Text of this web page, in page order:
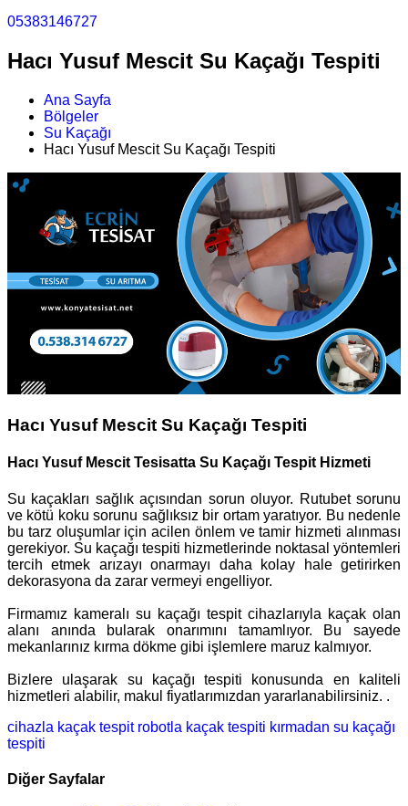
05383146727
Hacı Yusuf Mescit Su Kaçağı Tespiti
Ana Sayfa
Bölgeler
Su Kaçağı
Hacı Yusuf Mescit Su Kaçağı Tespiti
Hacı Yusuf Mescit Su Kaçağı Tespiti
Hacı Yusuf Mescit Tesisatta Su Kaçağı Tespit Hizmeti
Su kaçakları sağlık açısından sorun oluyor. Rutubet sorunu
ve kötü koku sorunu sağlıksız bir ortam yaratıyor. Bu nedenle
bu tarz oluşumlar için acilen önlem ve tamir hizmeti alınması
gerekiyor. Su kaçağı tespiti hizmetlerinde noktasal yöntemleri
tercih etmek arızayı onarmayı daha kolay hale getirirken
dekorasyona da zarar vermeyi engelliyor.
Firmamız kameralı su kaçağı tespit cihazlarıyla kaçak olan
alanı anında bularak onarımını tamamlıyor. Bu sayede
mekanlarınız kırma dökme gibi işlemlere maruz kalmıyor.
Bizlere ulaşarak su kaçağı tespiti konusunda en kaliteli
hizmetleri alabilir, makul fiyatlarımızdan yararlanabilirsiniz. .
cihazla kaçak tespitrobotla kaçak tespiti kırmadan su kaçağı
tespiti
Diğer Sayfalar